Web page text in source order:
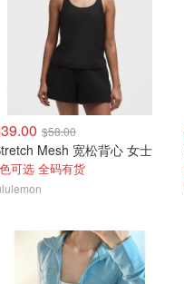
$58.00
Mesh 宽松背心 女士
可选 全码有货